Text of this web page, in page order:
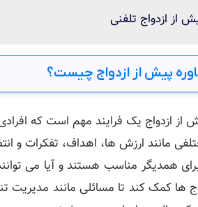
از ازدواج تلفنی
پیش از ازدواج چیست؟
از ازدواج یک فرایند مهم است که
مانند ارزش ها، اهداف، تفکرات و
همدیگر مناسب هستند و آیا می
ها کمک کند تا مسائلی مانند مدیریت